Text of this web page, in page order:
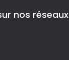
nos réseaux